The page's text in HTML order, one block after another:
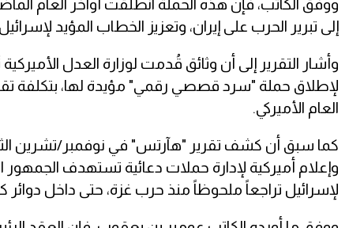
ووفق الكاتب، فإن هذه الحملة انطلقت أواخر العام
إلى تبرير الحرب على إيران، وتعزيز الخطاب المؤيد
وأشار التقرير إلى أن وثائق قُدمت لوزارة العدل
لإطلاق حملة "سرد قصصي رقمي" مؤيدة لها، بتكلفة
العام الأميركي.
كما سبق أن كشف تقرير "هآرتس" في نوفمبر/تشرين
وإعلام أميركية لإدارة حملات دعائية تستهدف
لإسرائيل تراجعاً ملحوظاً منذ حرب غزة، حتى داخل دوائر